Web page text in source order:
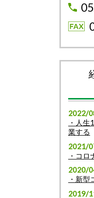
2022/
・人
業する
2021/
・コ
2020/
・新
2019/